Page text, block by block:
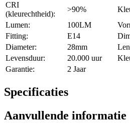
CRI
(kleurechtheid):
>90%
Lumen:
100LM
Fitting:
E14
Diameter:
28mm
Levensduur:
20.000 uur
Garantie:
2 Jaar
Specificaties
Aanvullende informatie